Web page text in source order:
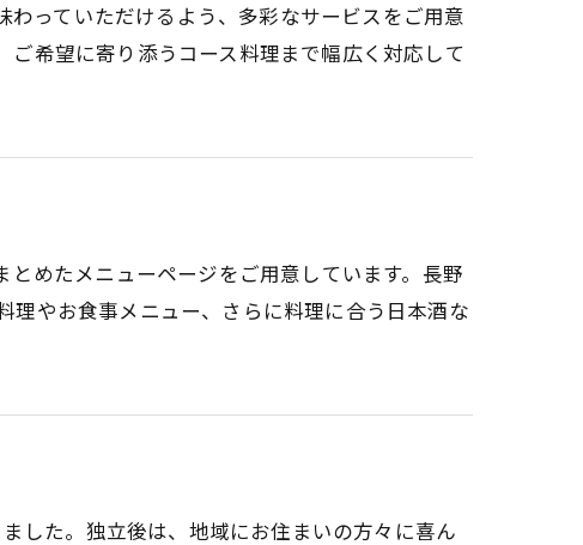
わっていただけるよう、多彩なサービスをご用意
希望に寄り添うコース料理まで幅広く対応して
めたメニューページをご用意しています。長野
理やお食事メニュー、さらに料理に合う日本酒な
した。独立後は、地域にお住まいの方々に喜ん